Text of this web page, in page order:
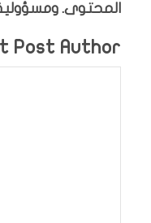
المحتوى.
Post Author